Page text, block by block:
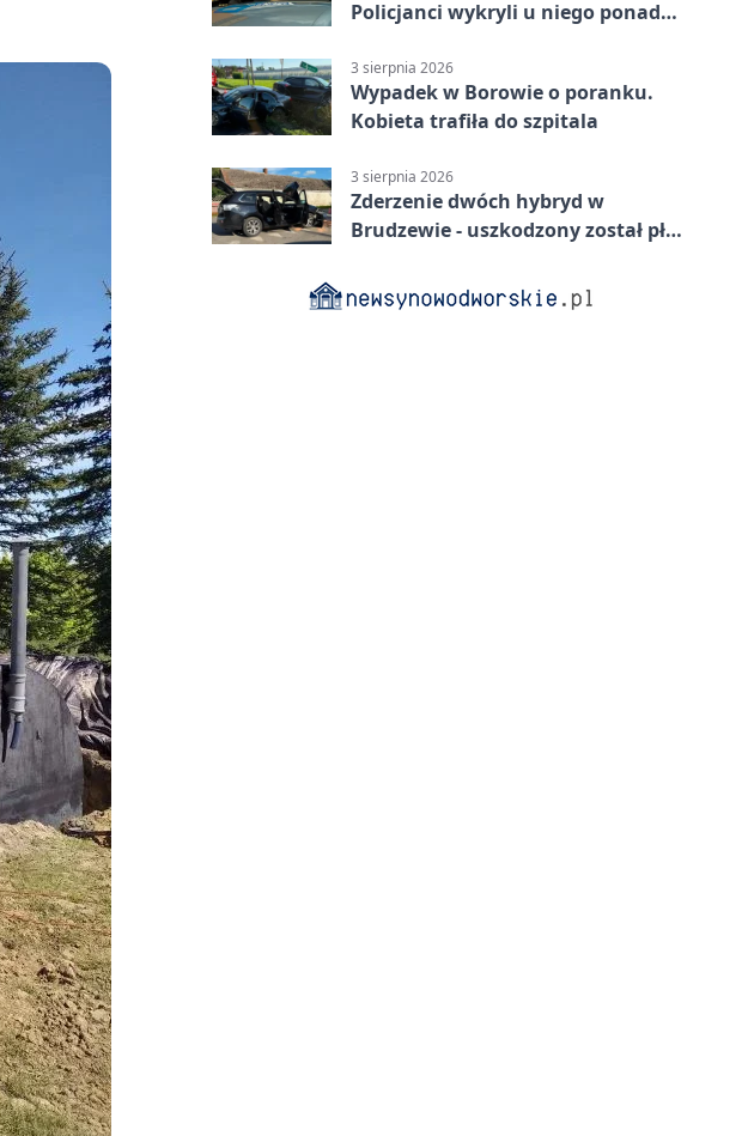
Policjanci wykryli u niego ponad
3 sierpnia 2026
Wypadek w Borowie o poranku.
Kobieta trafiła do szpitala
3 sierpnia 2026
Zderzenie dwóch hybryd w
Brudzewie - uszkodzony został płot